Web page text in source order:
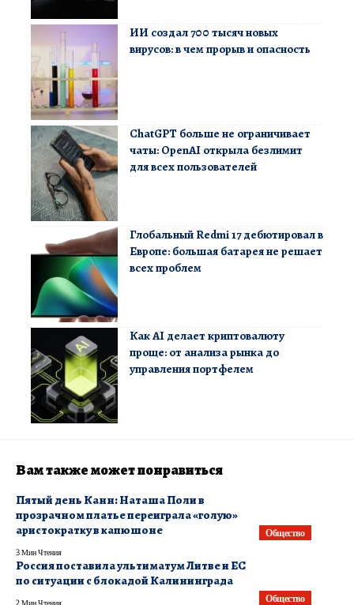
ИИ создал 700 тысяч новых
вирусов: в чем прорыв и опасность
ChatGPT больше не ограничивает
чаты: OpenAI открыла безлимит
для всех пользователей
Глобальный Redmi 17 дебютировал в
Европе: большая батарея не решает
всех проблем
Как AI делает криптовалюту
проще: от анализа рынка до
управления портфелем
Вам также может понравиться
Общество
Пятый день Канн: Наташа Поли в
прозрачном платье переиграла «голую»
аристократку в капюшоне
3 Мин Чтения
Общество
Россия поставила ультиматум Литве и ЕС
по ситуации с блокадой Калининграда
2 Мин Чтения